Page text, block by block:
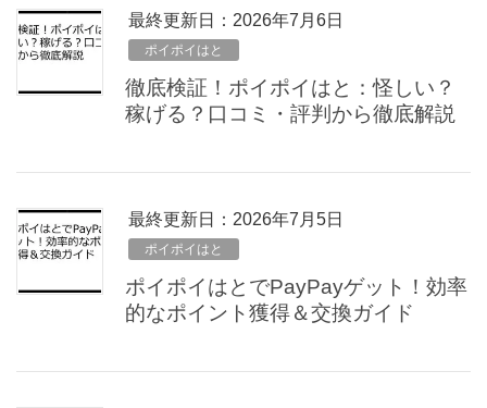
最終更新日：2026年7月6日
ポイポイはと
徹底検証！ポイポイはと：怪しい？
稼げる？口コミ・評判から徹底解説
最終更新日：2026年7月5日
ポイポイはと
ポイポイはとでPayPayゲット！効率
的なポイント獲得＆交換ガイド